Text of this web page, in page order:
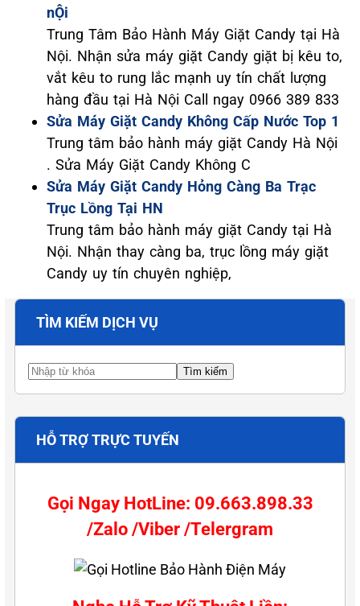
nỘi
Trung Tâm Bảo Hành Máy Giặt Candy tại Hà
Nội. Nhận sửa máy giặt Candy giặt bị kêu to,
vắt kêu to rung lắc mạnh uy tín chất lượng
hàng đầu tại Hà Nội Call ngay 0966 389 833
Sửa Máy Giặt Candy Không Cấp Nước Top 1
Trung tâm bảo hành máy giặt Candy Hà Nội
. Sửa Máy Giặt Candy Không C
Sửa Máy Giặt Candy Hỏng Càng Ba Trạc
Trục Lồng Tại HN
Trung tâm bảo hành máy giặt Candy tại Hà
Nội. Nhận thay càng ba, trục lồng máy giặt
Candy uy tín chuyên nghiệp,
TÌM KIẾM DỊCH VỤ
HỖ TRỢ TRỰC TUYẾN
Gọi Ngay HotLine: 09.663.898.33
/Zalo /Viber /Telergram